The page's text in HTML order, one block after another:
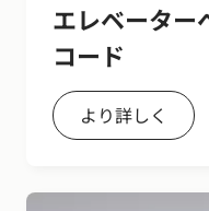
エレベーター
コード
より詳しく